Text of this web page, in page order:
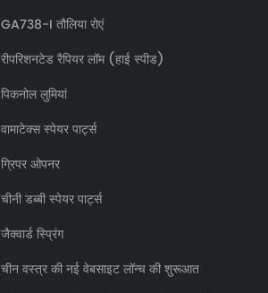
GA738-I तौलिया रोएं
रीपरिशनटेड रैपियर लॉम (हाई स्पीड)
पिकनोल लुमियां
वामाटेक्स स्पेयर पार्ट्स
ग्रिपर ओपनर
चीनी डब्बी स्पेयर पार्ट्स
जैक्वार्ड स्प्रिंग
चीन वस्त्र की नई वेबसाइट लॉन्च की शुरूआत